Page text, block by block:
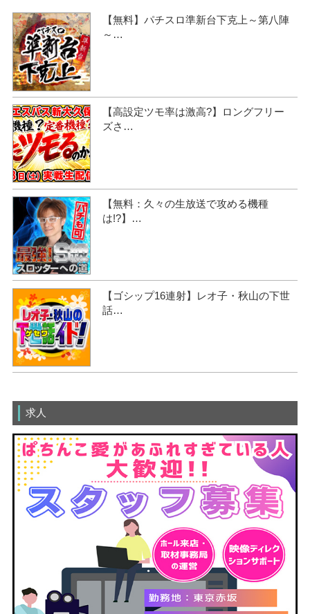
【無料】パチスロ準新台下克上～第八陣
～…
【高設定ツモ率は激高?】ロングフリー
ズさ…
【無料：久々の生放送で攻める機種
は!?】…
【ゴシップ16連射】レオ子・秋山の下世
話…
求人